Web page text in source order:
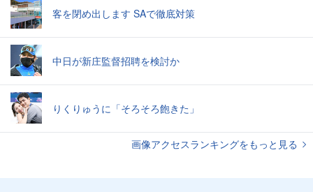
客を閉め出します SAで徹底対策
中日が新庄監督招聘を検討か
りくりゅうに「そろそろ飽きた」
画像アクセスランキングをもっと見る